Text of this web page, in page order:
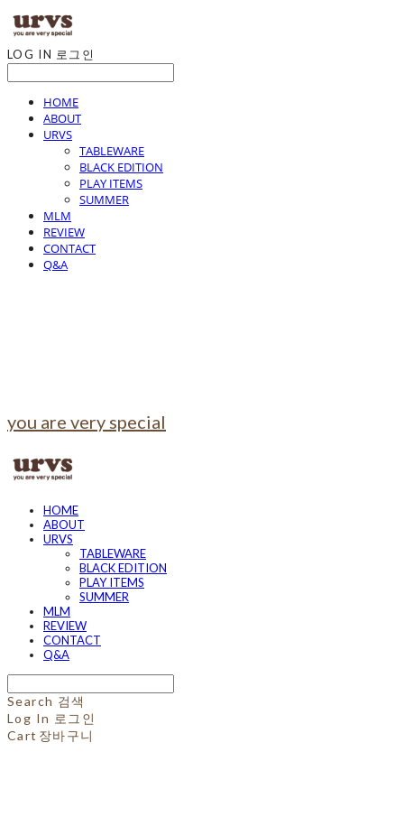
LOG IN 로그인
HOME
ABOUT
URVS
TABLEWARE
BLACK EDITION
PLAY ITEMS
SUMMER
MLM
REVIEW
CONTACT
Q&A
you are very special
HOME
ABOUT
URVS
TABLEWARE
BLACK EDITION
PLAY ITEMS
SUMMER
MLM
REVIEW
CONTACT
Q&A
Search 검색
Log In 로그인
Cart 장바구니